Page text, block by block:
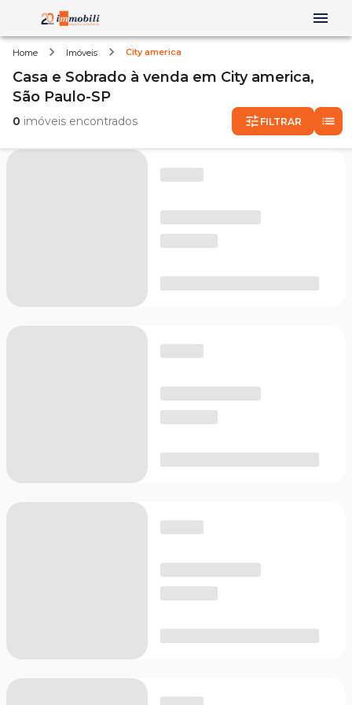
Home Imóveis City america
Casa e Sobrado à venda em City america,
São Paulo-SP
0 imóveis encontrados FILTRAR